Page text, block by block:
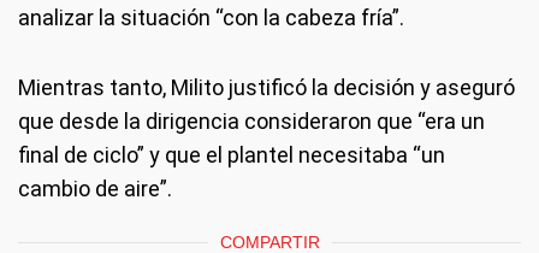
analizar la situación “con la cabeza fría”.
Mientras tanto, Milito justificó la decisión y aseguró
que desde la dirigencia consideraron que “era un
final de ciclo” y que el plantel necesitaba “un
cambio de aire”.
COMPARTIR